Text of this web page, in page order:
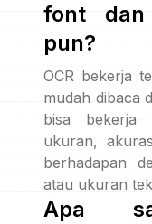
font
pun?
OCR bekerja
mudah dibaca
bisa bekerja
ukuran,
berhadapan
atau ukuran
Apa